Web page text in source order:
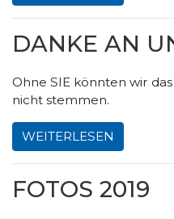
DANKE AN
Ohne SIE könnten wir
nicht stemmen.
WEITERLESEN
FOTOS 2019